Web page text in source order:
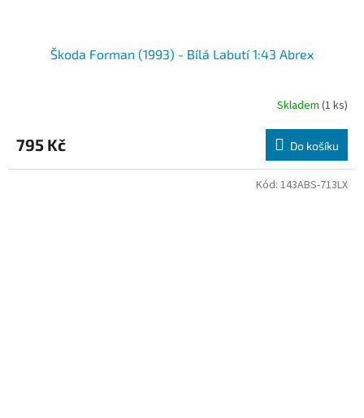
Škoda Forman (1993) - Bílá Labutí 1:43 Abrex
produktu
je
5,0
Skladem(1 ks)
795 Kč Do košíku
Kód: 143ABS-713LX